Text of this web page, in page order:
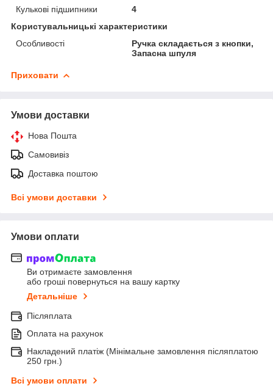
Кулькові підшипники
4
Користувальницькі характеристики
Особливості
Ручка складається з кнопки,
Запасна шпуля
Приховати
Умови доставки
Нова Пошта
Самовивіз
Доставка поштою
Всі умови доставки
Умови оплати
Ви отримаєте замовлення
або гроші повернуться на вашу картку
Детальніше
Післяплата
Оплата на рахунок
Накладений платіж (Мінімальне замовлення післяплатою
250 грн.)
Всі умови оплати